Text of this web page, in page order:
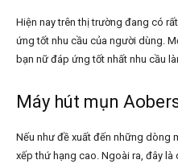
Hiện nay trên thị trường đang có
ứng tốt nhu cầu của người dùng.
bạn nữ đáp ứng tốt nhất nhu cầu
Máy hút mụn
Nếu như đề xuất đến những dòng
xếp thứ hạng cao. Ngoài ra, đây